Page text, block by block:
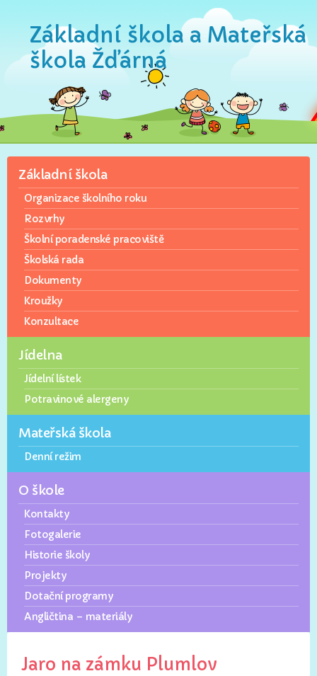
Základní škola a Mateřská
škola Žďárná
Základní škola
Organizace školního roku
Rozvrhy
Školní poradenské pracoviště
Školská rada
Dokumenty
Kroužky
Konzultace
Jídelna
Jídelní lístek
Potravinové alergeny
Mateřská škola
Denní režim
O škole
Kontakty
Fotogalerie
Historie školy
Projekty
Dotační programy
Angličtina – materiály
Jaro na zámku Plumlov